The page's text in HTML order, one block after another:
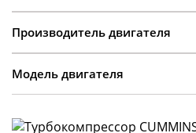
Производитель двигателя
Модель двигателя